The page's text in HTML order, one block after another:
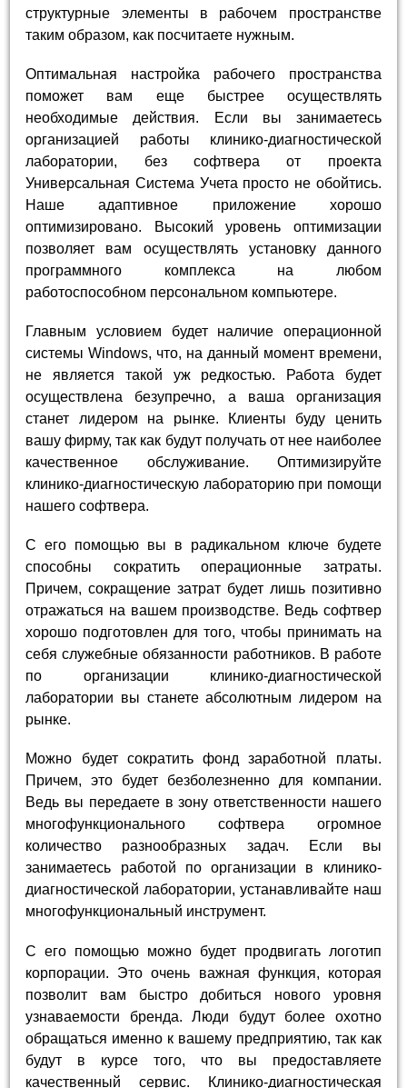
структурные элементы в рабочем пространстве
таким образом, как посчитаете нужным.
Оптимальная настройка рабочего пространства
поможет вам еще быстрее осуществлять
необходимые действия. Если вы занимаетесь
организацией работы клинико-диагностической
лаборатории, без софтвера от проекта
Универсальная Система Учета просто не обойтись.
Наше адаптивное приложение хорошо
оптимизировано. Высокий уровень оптимизации
позволяет вам осуществлять установку данного
программного комплекса на любом
работоспособном персональном компьютере.
Главным условием будет наличие операционной
системы Windows, что, на данный момент времени,
не является такой уж редкостью. Работа будет
осуществлена безупречно, а ваша организация
станет лидером на рынке. Клиенты буду ценить
вашу фирму, так как будут получать от нее наиболее
качественное обслуживание. Оптимизируйте
клинико-диагностическую лабораторию при помощи
нашего софтвера.
С его помощью вы в радикальном ключе будете
способны сократить операционные затраты.
Причем, сокращение затрат будет лишь позитивно
отражаться на вашем производстве. Ведь софтвер
хорошо подготовлен для того, чтобы принимать на
себя служебные обязанности работников. В работе
по организации клинико-диагностической
лаборатории вы станете абсолютным лидером на
рынке.
Можно будет сократить фонд заработной платы.
Причем, это будет безболезненно для компании.
Ведь вы передаете в зону ответственности нашего
многофункционального софтвера огромное
количество разнообразных задач. Если вы
занимаетесь работой по организации в клинико-
диагностической лаборатории, устанавливайте наш
многофункциональный инструмент.
С его помощью можно будет продвигать логотип
корпорации. Это очень важная функция, которая
позволит вам быстро добиться нового уровня
узнаваемости бренда. Люди будут более охотно
обращаться именно к вашему предприятию, так как
будут в курсе того, что вы предоставляете
качественный сервис. Клинико-диагностическая